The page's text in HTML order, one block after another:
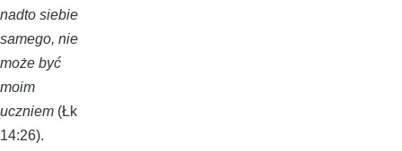
nadto siebie
samego, nie
może być
moim
uczniem (Łk
14:26).